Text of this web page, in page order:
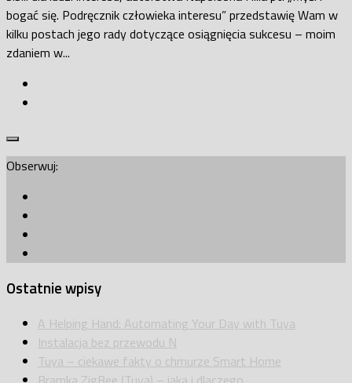
bogać się. Podręcznik człowieka interesu” przedstawię Wam w
kilku postach jego rady dotyczące osiągnięcia sukcesu – moim
zdaniem w...
Obserwuj:
Ostatnie wpisy
A Helping Hand: Automating Your Day with Tuya
Instalacja bez przewodu N
Tuya – ciekawe fakty o chmurze Smart Home